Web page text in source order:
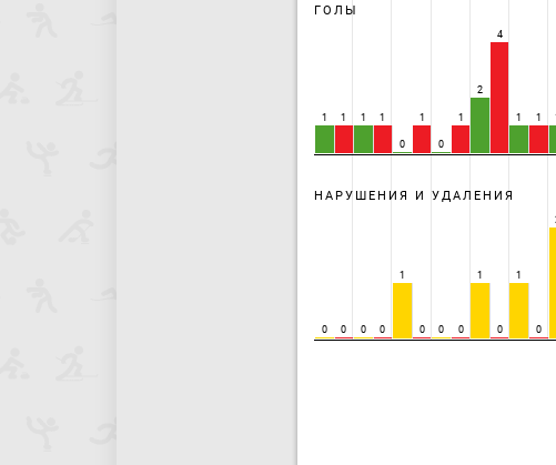
ГОЛЫ
1 1 1 1
0
1
0
1
2
4
1 1
НАРУШЕНИЯ И УДАЛЕНИЯ
0 0 0 0
1
0 0 0
1
0
1
0